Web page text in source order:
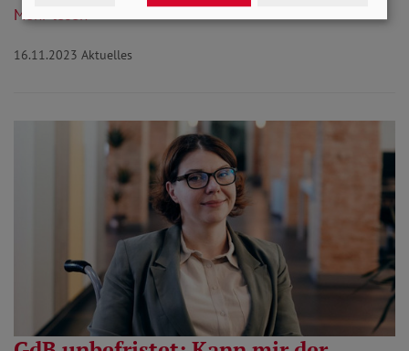
Mehr lesen
16.11.2023 Aktuelles